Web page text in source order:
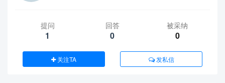
提问
1
回答
0
被采纳
0
关注TA 发私信